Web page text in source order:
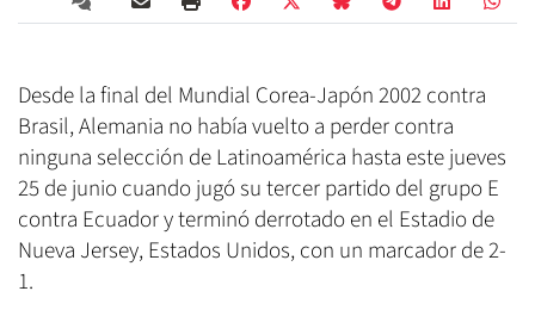
Desde la final del Mundial Corea-Japón 2002 contra
Brasil, Alemania no había vuelto a perder contra
ninguna selección de Latinoamérica hasta este jueves
25 de junio cuando jugó su tercer partido del grupo E
contra Ecuador y terminó derrotado en el Estadio de
Nueva Jersey, Estados Unidos, con un marcador de 2-
1.